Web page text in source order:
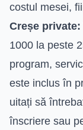
costul mesei,
Creșe private:
1000 la peste
program,
este inclus în
uitați să
înscriere sau